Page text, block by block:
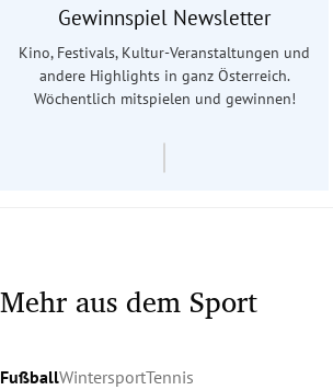
Gewinnspiel Newsletter
Kino, Festivals, Kultur-Veranstaltungen und
andere Highlights in ganz Österreich.
Wöchentlich mitspielen und gewinnen!
Mehr aus dem Sport
FußballWintersportTennis